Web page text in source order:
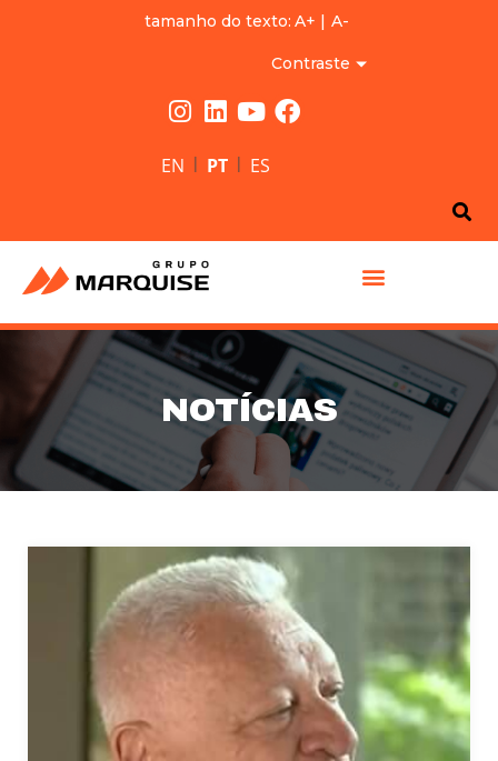
tamanho do texto: A+ | A-
Contraste
EN | PT | ES
NOTÍCIAS